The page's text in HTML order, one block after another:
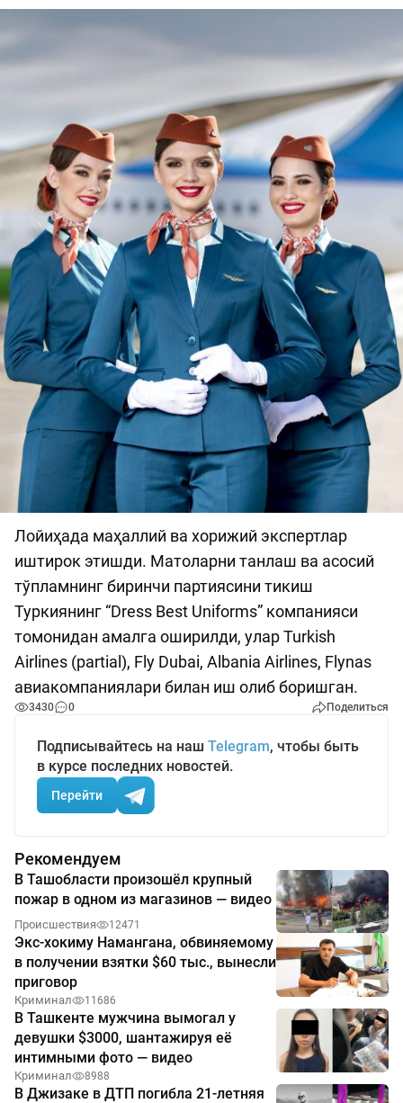
Лойиҳада маҳаллий ва хорижий экспертлар
иштирок этишди. Матоларни танлаш ва асосий
тўпламнинг биринчи партиясини тикиш
Туркиянинг “Dress Best Uniforms” компанияси
томонидан амалга оширилди, улар Turkish
Airlines (partial), Fly Dubai, Аlbania Airlines, Flynas
авиакомпаниялари билан иш олиб боришган.
3430 0 Поделиться
Подписывайтесь на наш Telegram, чтобы быть
в курсе последних новостей.
Перейти
Рекомендуем
В Ташобласти произошёл крупный
пожар в одном из магазинов — видео
Происшествия 12471
Экс-хокиму Намангана, обвиняемому
в получении взятки $60 тыс., вынесли
приговор
Криминал 11686
В Ташкенте мужчина вымогал у
девушки $3000, шантажируя её
интимными фото — видео
Криминал 8988
В Джизаке в ДТП погибла 21-летняя